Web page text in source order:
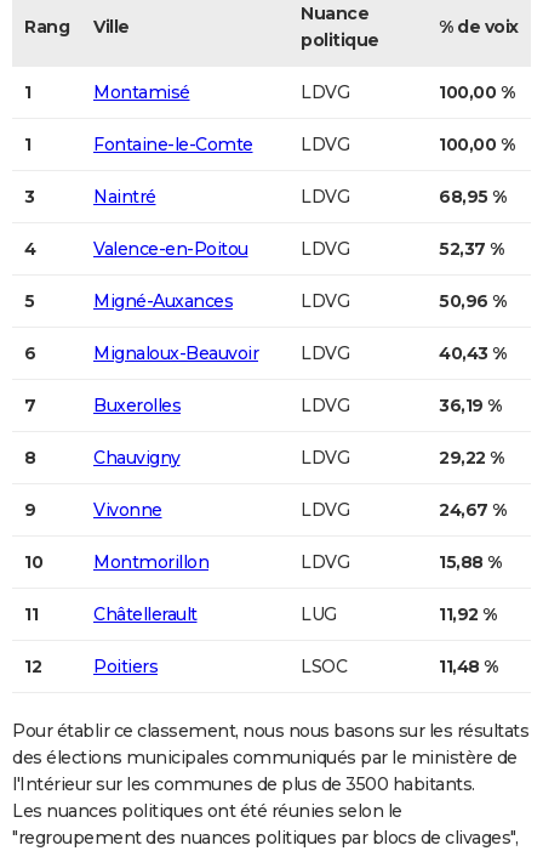
S'inscrire
Se connecter
Lycées
Collèges
Primaires
Universités
Entreprises
Service militaire
Avis de recherche
AVIS DE DÉCÈS
FORUM
Rang Ville
Nuance
politique
% de voix
1 Montamisé LDVG 100,00 %
1 Fontaine-le-Comte LDVG 100,00 %
3 Naintré LDVG 68,95 %
4 Valence-en-Poitou LDVG 52,37 %
5 Migné-Auxances LDVG 50,96 %
6 Mignaloux-Beauvoir LDVG 40,43 %
7 Buxerolles LDVG 36,19 %
8 Chauvigny LDVG 29,22 %
9 Vivonne LDVG 24,67 %
10 Montmorillon LDVG 15,88 %
11 Châtellerault LUG 11,92 %
12 Poitiers LSOC 11,48 %
Pour établir ce classement, nous nous basons sur les résultats
des élections municipales communiqués par le ministère de
l'Intérieur sur les communes de plus de 3500 habitants.
Les nuances politiques ont été réunies selon le
"regroupement des nuances politiques par blocs de clivages",